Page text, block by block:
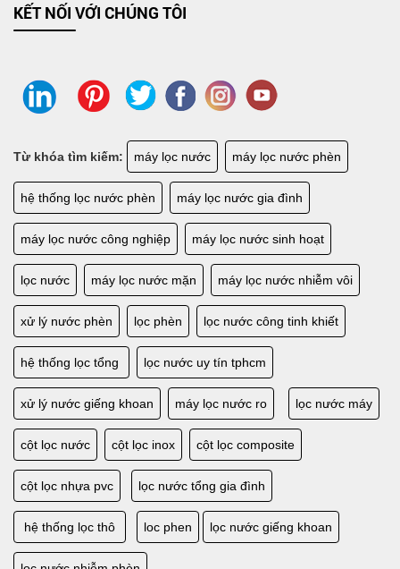
LẮP ĐẶT HỆ THỐNG LỌC NƯỚC SINH HOẠT GIA ĐÌNH
KẾT NỐI VỚI CHÚNG TÔI
Từ khóa tìm kiếm: máy lọc nước máy lọc nước phèn
hệ thống lọc nước phèn máy lọc nước gia đình
máy lọc nước công nghiệp máy lọc nước sinh hoạt
lọc nước máy lọc nước mặn máy lọc nước nhiễm vôi
xử lý nước phèn lọc phèn lọc nước công tinh khiết
hệ thống lọc tổng lọc nước uy tín tphcm
xử lý nước giếng khoan máy lọc nước ro lọc nước máy
cột lọc nước cột lọc inox cột lọc composite
cột lọc nhựa pvc lọc nước tổng gia đình
hệ thống lọc thô loc phen lọc nước giếng khoan